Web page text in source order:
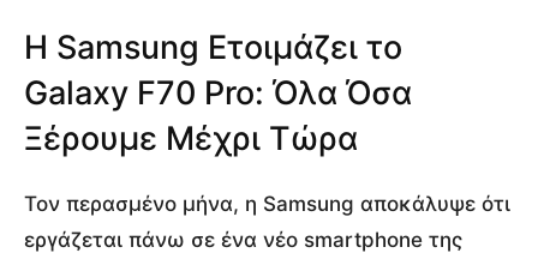
Η Samsung Ετοιμάζει το
Galaxy F70 Pro: Όλα Όσα
Ξέρουμε Μέχρι Τώρα
Τον περασμένο μήνα, η Samsung αποκάλυψε ότι
εργάζεται πάνω σε ένα νέο smartphone της